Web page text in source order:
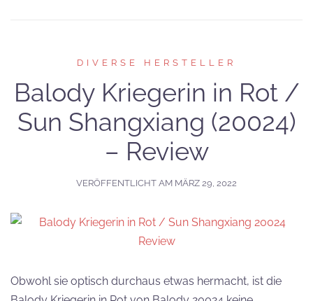
DIVERSE HERSTELLER
Balody Kriegerin in Rot /
Sun Shangxiang (20024)
– Review
VERÖFFENTLICHT AM MÄRZ 29, 2022
Obwohl sie optisch durchaus etwas hermacht, ist die